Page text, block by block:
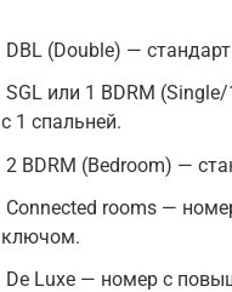
DBL (Double) —
SGL или 1 BDRM
с 1 спальней.
2 BDRM (Bedroom) —
Connected rooms —
ключом.
De Luxe — номер с